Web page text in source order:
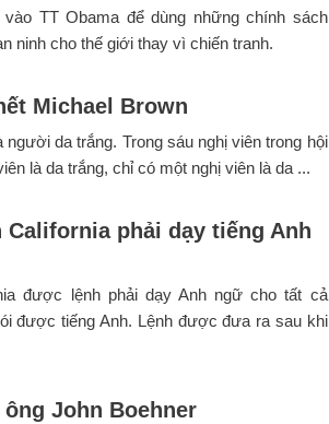
TT Obama để dùng những chính sách
ninh cho thế giới thay vì chiến tranh.
Michael Brown
da trắng. Trong sáu nghị viên trong hội
là da trắng, chỉ có một nghị viên là da ...
California phải dạy tiếng Anh
được lệnh phải dạy Anh ngữ cho tất cả
được tiếng Anh. Lệnh được đưa ra sau khi
John Boehner